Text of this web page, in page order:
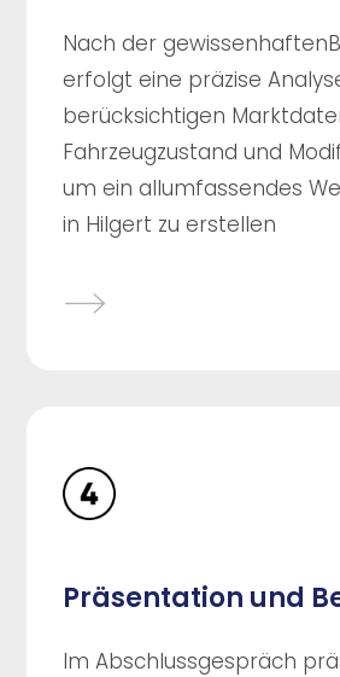
Nach der
erfolgt eine präzise
berücksichtigen
Fahrzeugzustand und
um ein allumfassendes
in Hilgert zu erstellen
Präsentation und
Im Abschlussgespräch